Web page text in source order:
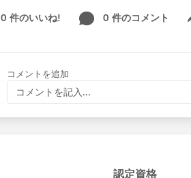
0 件のいいね! 0 件のコメント
コメントを追加
コメントを記入...